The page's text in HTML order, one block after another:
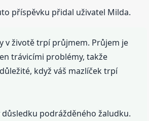
příspěvku přidal uživatel Milda.
v životě trpí průjmem. Průjem je
trávicími problémy, takže
když váš mazlíček trpí
důsledku podrážděného žaludku.